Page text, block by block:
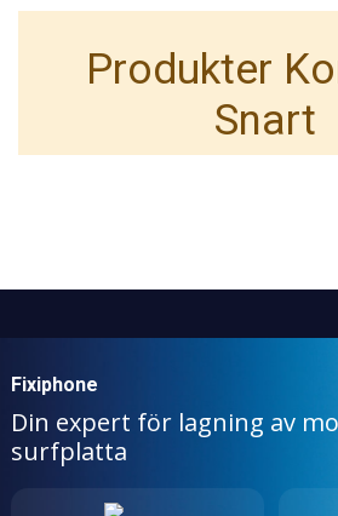
Fixiphone
Din expert för lagning av
surfplatta